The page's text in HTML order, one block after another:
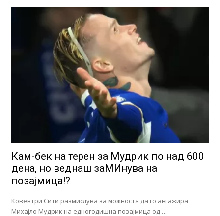
Кам-бек на терен за Мудрик по над 600
дена, но веднаш заМИнува на
позајмица!?
Ковентри Сити размислува за можноста да го ангажира
Михајло Мудрик на едногодишна позајмица од …